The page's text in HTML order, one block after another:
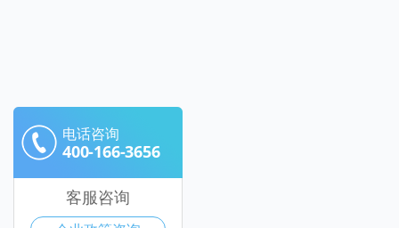
电话咨询
400-166-3656
客服咨询